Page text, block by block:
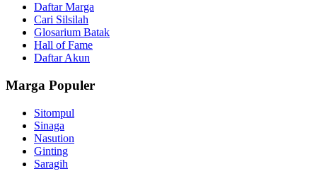
Daftar Marga
Cari Silsilah
Glosarium Batak
Hall of Fame
Daftar Akun
Marga Populer
Sitompul
Sinaga
Nasution
Ginting
Saragih